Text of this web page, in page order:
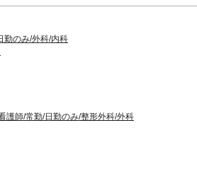
勤のみ/外科/内科
護師/常勤/日勤のみ/整形外科/外科